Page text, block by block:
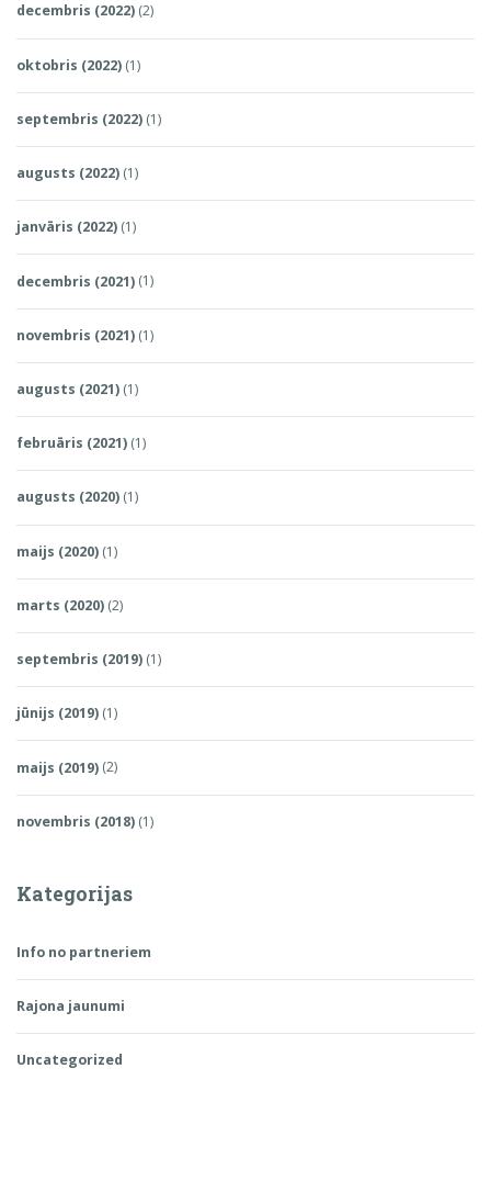
decembris (2022) (2)
oktobris (2022) (1)
septembris (2022) (1)
augusts (2022) (1)
janvāris (2022) (1)
decembris (2021) (1)
novembris (2021) (1)
augusts (2021) (1)
februāris (2021) (1)
augusts (2020) (1)
maijs (2020) (1)
marts (2020) (2)
septembris (2019) (1)
jūnijs (2019) (1)
maijs (2019) (2)
novembris (2018) (1)
Kategorijas
Info no partneriem
Rajona jaunumi
Uncategorized